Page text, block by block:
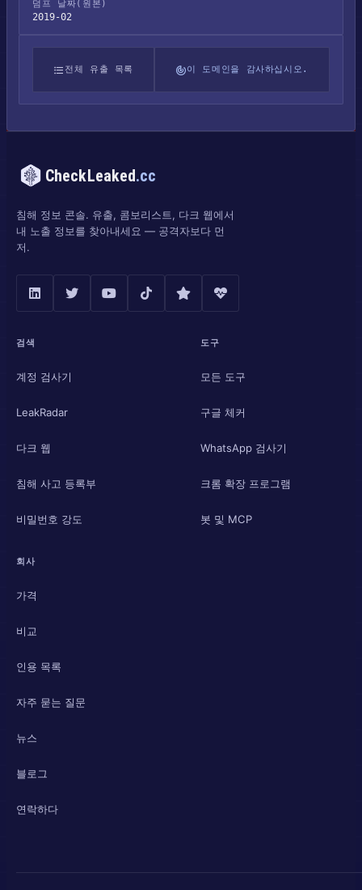
덤프 날짜(원본)
2019-02
전체 유출 목록 이 도메인을 감사하십시오.
CheckLeaked.cc
침해 정보 콘솔. 유출, 콤보리스트, 다크 웹에서
내 노출 정보를 찾아내세요 — 공격자보다 먼
저.
검색
계정 검사기
LeakRadar
다크 웹
침해 사고 등록부
비밀번호 강도
도구
모든 도구
구글 체커
WhatsApp 검사기
크롬 확장 프로그램
봇 및 MCP
회사
가격
비교
인용 목록
자주 묻는 질문
뉴스
블로그
연락하다